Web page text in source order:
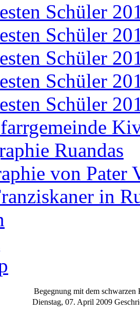
Schüler
Schüler
Schüler
Schüler
Schüler
Ruandas
von Pater
in
Begegnung mit dem schwarzen
Dienstag, 07. April 2009